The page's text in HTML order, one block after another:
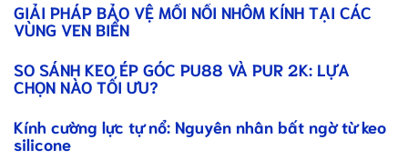
GIẢI PHÁP BẢO VỆ MỐI NỐI NHÔM KÍNH TẠI CÁC
VÙNG VEN BIỂN
SO SÁNH KEO ÉP GÓC PU88 VÀ PUR 2K: LỰA
CHỌN NÀO TỐI ƯU?
Kính cường lực tự nổ: Nguyên nhân bất ngờ từ keo
silicone